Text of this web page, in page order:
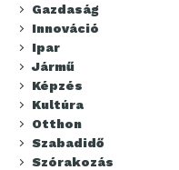
Gazdaság
Innováció
Ipar
Jármű
Képzés
Kultúra
Otthon
Szabadidő
Szórakozás